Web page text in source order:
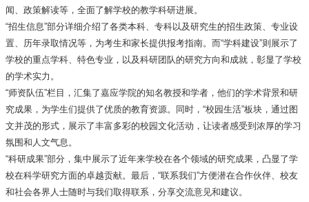
闻、政策解读等，全面了解学校的教学科研进展。
“招生信息”部分详细介绍了各类本科、专科以及研究生的招生政策、专业设
置、历年录取情况等，为考生和家长提供报考指南。而“学科建设”则展示了
学校的重点学科、特色专业，以及科研团队的研究方向和成就，彰显了学校
的学术实力。
“师资队伍”栏目，汇集了嘉应学院的知名教授和学者，他们的学术背景和研
究成果，为学生们提供了优质的教育资源。同时，“校园生活”板块，通过图
文并茂的形式，展示了丰富多彩的校园文化活动，让读者感受到浓厚的学习
氛围和人文气息。
“科研成果”部分，集中展示了近年来学校在各个领域的研究成果，凸显了学
校在科学研究方面的卓越贡献。最后，“联系我们”方便潜在合作伙伴、校友
和社会各界人士随时与我们取得联系，分享交流意见和建议。